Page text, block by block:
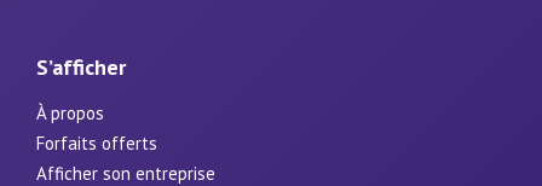
S’afficher
À propos
Forfaits offerts
Afficher son entreprise